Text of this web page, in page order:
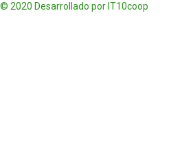
© 2020 Desarrollado por IT10coop